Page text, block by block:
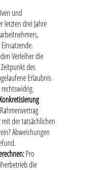
und
letzten drei Jahre
Verleiher die
des
Erlaubnis
rechtswidrig.
der tatsächlichen
Abweichungen
Pro
die